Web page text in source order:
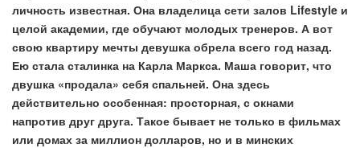
личность известная. Она владелица сети залов Lifestyle и
целой академии, где обучают молодых тренеров. А вот
свою квартиру мечты девушка обрела всего год назад.
Ею стала сталинка на Карла Маркса. Маша говорит, что
двушка «продала» себя спальней. Она здесь
действительно особенная: просторная, с окнами
напротив друг друга. Такое бывает не только в фильмах
или домах за миллион долларов, но и в минских